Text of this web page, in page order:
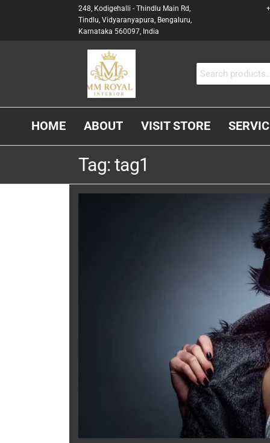
248, Kodigehalli - Thindlu Main Rd,
Tindlu, Vidyaranyapura, Bengaluru,
Karnataka 560097, India
HOME ABOUT VISIT STORE
Tag: tag1